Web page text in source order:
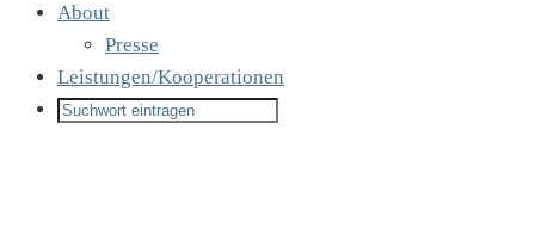
About
Presse
Leistungen/Kooperationen